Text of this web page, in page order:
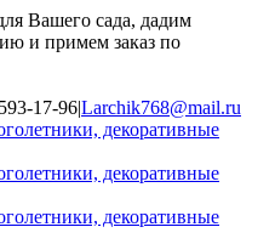
Вашего сада, дадим
и примем заказ по
17-96|Larchik768@mail.ru